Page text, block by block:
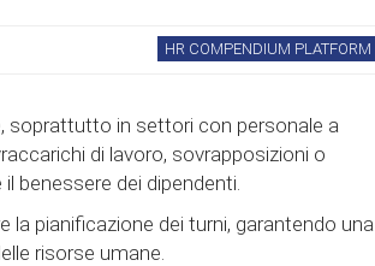
HR COMPENDIUM PLATFORM
soprattutto in settori con personale a
di lavoro, sovrapposizioni o
benessere dei dipendenti.
pianificazione dei turni, garantendo una
risorse umane.